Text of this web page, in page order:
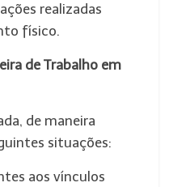
realizadas
físico.
de Trabalho em
de maneira
situações:
aos vínculos